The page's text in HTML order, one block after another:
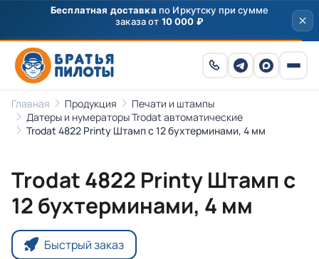
Главная Продукция
Печати и штампы
Датеры и нумераторы Trodat автоматические
Trodat 4822 Printy Штамп с 12 бухтерминами, 4 мм
Trodat 4822 Printy Штамп с
12 бухтерминами, 4 мм
Быстрый заказ